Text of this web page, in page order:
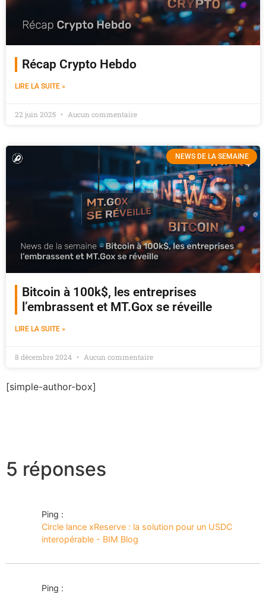
Récap Crypto Hebdo
LIRE LA SUITE »
22 juin 2025 Aucun commentaire
NEWS DE LA SEMAINE
Bitcoin à 100k$, les entreprises
l’embrassent et MT.Gox se réveille
LIRE LA SUITE »
8 décembre 2024 Aucun commentaire
[simple-author-box]
5 réponses
Ping :
Circle lance xReserve : la solution pour un USDC
interopérable - BIM Blog
Ping :